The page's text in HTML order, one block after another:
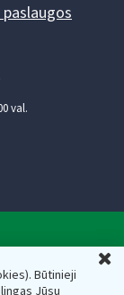
Būtinieji
Jūsų
val.